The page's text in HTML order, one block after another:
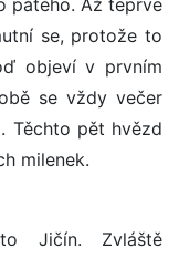
pátého. Až teprve
se, protože to
objeví v prvním
se vždy večer
Těchto pět hvězd
milenek.
Jičín. Zvláště